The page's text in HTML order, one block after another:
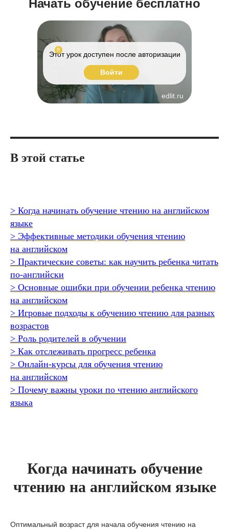
Начать обучение бесплатно
edlit.ru
Войти
Этот урок доступен после авторизации
В этой статье
> Когда начинать обучение чтению на английском
языке
> Эффективные методики обучения чтению
на английском
> Практические советы: как научить ребенка читать
по-английски
> Основные ошибки при обучении ребенка чтению
на английском
> Игровые подходы к обучению чтению для разных
возрастов
> Роль родителей в обучении
> Как отслеживать прогресс ребенка
> Онлайн-курсы для обучения чтению
на английском
> Почему важны уроки по чтению английского
языка
Когда начинать обучение
чтению на английском языке
Оптимальный возраст для начала обучения чтению на